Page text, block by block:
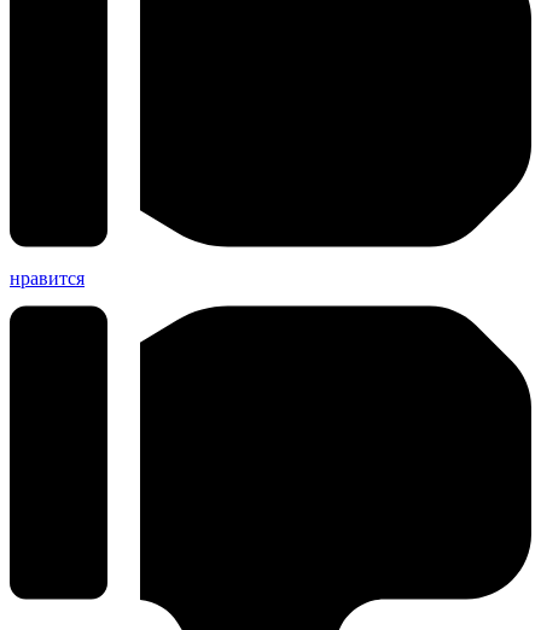
нравится